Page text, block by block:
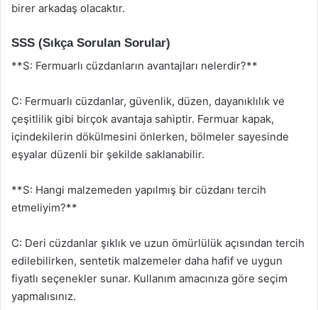
birer arkadaş olacaktır.
SSS (Sıkça Sorulan Sorular)
**S: Fermuarlı cüzdanların avantajları nelerdir?**
C: Fermuarlı cüzdanlar, güvenlik, düzen, dayanıklılık ve
çeşitlilik gibi birçok avantaja sahiptir. Fermuar kapak,
içindekilerin dökülmesini önlerken, bölmeler sayesinde
eşyalar düzenli bir şekilde saklanabilir.
**S: Hangi malzemeden yapılmış bir cüzdanı tercih
etmeliyim?**
C: Deri cüzdanlar şıklık ve uzun ömürlülük açısından tercih
edilebilirken, sentetik malzemeler daha hafif ve uygun
fiyatlı seçenekler sunar. Kullanım amacınıza göre seçim
yapmalısınız.